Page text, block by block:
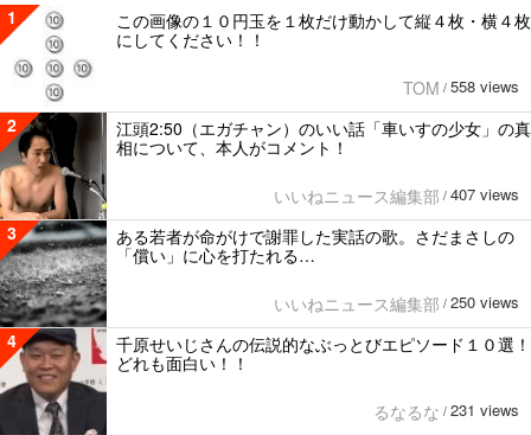
1
この画像の１０円玉を１枚だけ動かして縦４枚・横４枚
にしてください！！
TOM / 558 views
2
江頭2:50（エガチャン）のいい話「車いすの少女」の真
相について、本人がコメント！
いいねニュース編集部 / 407 views
3
ある若者が命がけで謝罪した実話の歌。さだまさしの
「償い」に心を打たれる…
いいねニュース編集部 / 250 views
4
千原せいじさんの伝説的なぶっとびエピソード１０選！
どれも面白い！！
るなるな / 231 views